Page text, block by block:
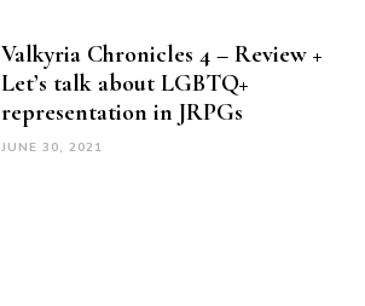
Valkyria Chronicles 4 – Review +
Let’s talk about LGBTQ+
representation in JRPGs
JUNE 30, 2021